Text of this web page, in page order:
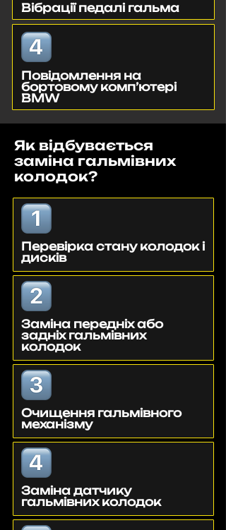
Вібрації педалі гальма
Повідомлення на
бортовому комп’ютері
BMW
Як відбувається
заміна гальмівних
колодок?
Перевірка стану колодок і
дисків
Заміна передніх або
задніх гальмівних
колодок
Очищення гальмівного
механізму
Заміна датчику
гальмівних колодок